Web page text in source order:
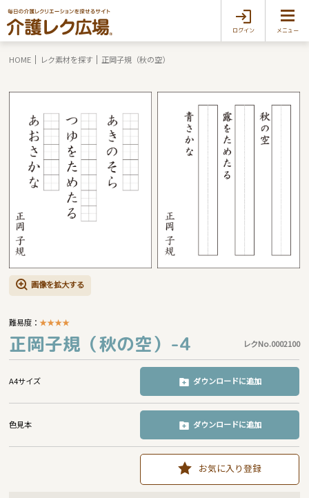
ログイン メニュー
HOME レク素材を探す 正岡子規（秋の空）
画像を拡大する
難易度：★★★★
正岡子規（秋の空）-4 レクNo.0002100
A4サイズ ダウンロードに追加
色見本 ダウンロードに追加
お気に入り登録